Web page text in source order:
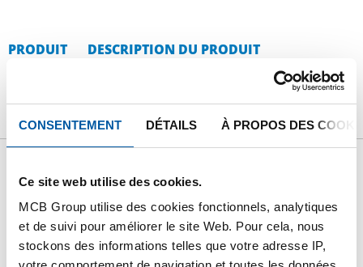
CONSENTEMENT DÉTAILS À PROPOS DES
Ce site web utilise des cookies.
MCB Group utilise des cookies fonctionnels, analytiques
et de suivi pour améliorer le site Web. Pour cela, nous
stockons des informations telles que votre adresse IP,
PRODUIT
DESCRIPTION DU PRODUIT
TÉLÉCHARGEMENTS
CARACTÉRISTIQUES
Liste de prix bruts: Inox
1.4057 (431) rond étiré